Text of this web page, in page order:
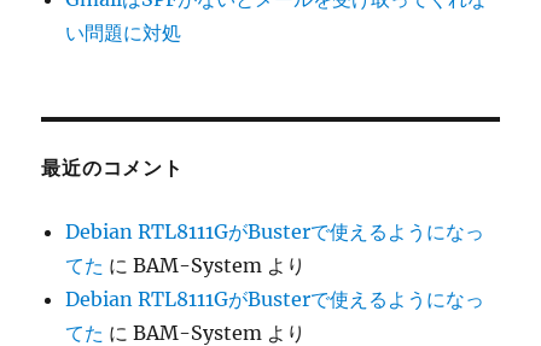
い問題に対処
最近のコメント
Debian RTL8111GがBusterで使えるようになっ
てた にBAM-System より
Debian RTL8111GがBusterで使えるようになっ
てた にBAM-System より